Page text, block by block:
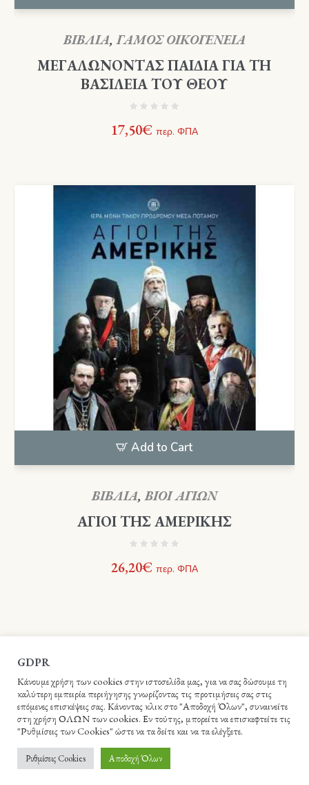
ΒΙΒΛΙΑ,ΓΑΜΟΣ ΟΙΚΟΓΕΝΕΙΑ
ΜΕΓΑΛΩΝΟΝΤΑΣ ΠΑΙΔΙΑ ΓΙΑ ΤΗ
ΒΑΣΙΛΕΙΑ ΤΟΥ ΘΕΟΥ
17,50€ περ. ΦΠΑ
Add to Cart
ΒΙΒΛΙΑ,ΒΙΟΙ ΑΓΙΩΝ
ΑΓΙΟΙ ΤΗΣ ΑΜΕΡΙΚΗΣ
26,20€ περ. ΦΠΑ
Βιβλιοπωλείο Ιεράς Αρχιεπισκοπής Κρήτης - Webme.gr © 2021 /
All Rights Reserved
GDPR
Κάνουμε χρήση των cookies στην ιστοσελίδα μας, για να σας δώσουμε τη
καλύτερη εμπειρία περιήγησης γνωρίζοντας τις προτιμήσεις σας στις
επόμενες επισκέψεις σας. Κάνοντας κλικ στο "Αποδοχή Όλων", συναινείτε
στη χρήση ΟΛΩΝ των cookies. Εν τούτης, μπορείτε να επισκεφτείτε τις
"Ρυθμίσεις των Cookies" ώστε να τα δείτε και να τα ελέγξετε.
Ρυθμίσεις Cookies Αποδοχή Όλων